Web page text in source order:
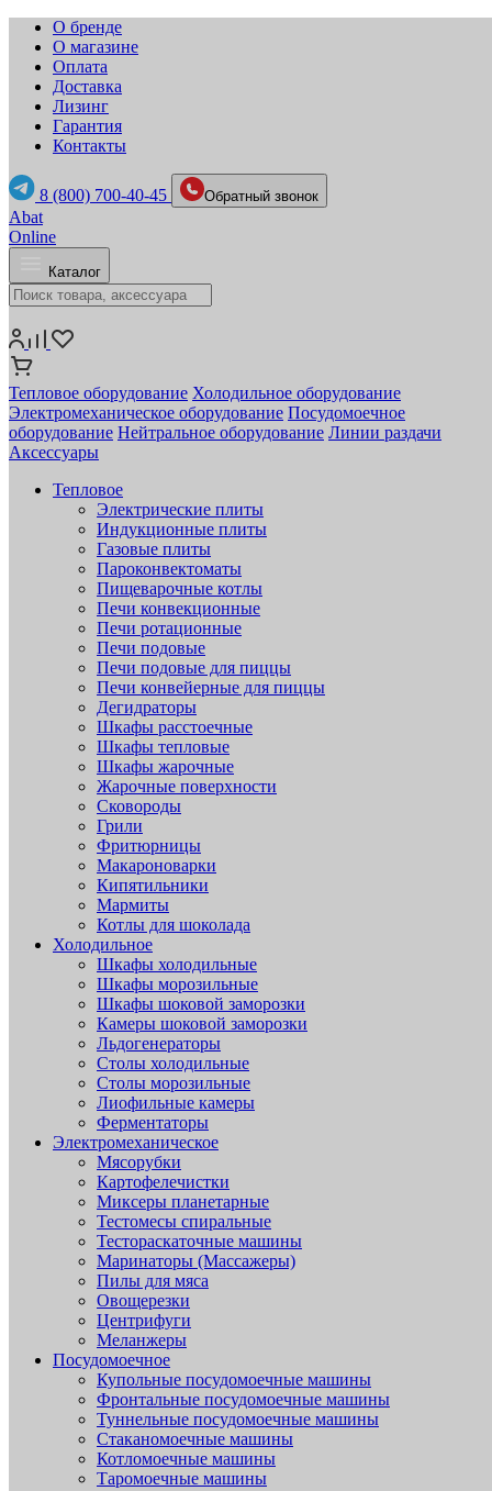
О бренде
О магазине
Оплата
Доставка
Лизинг
Гарантия
Контакты
8 (800) 700-40-45 Обратный звонок
Abat
Online
Каталог
Тепловое оборудование Холодильное оборудование
Электромеханическое оборудование Посудомоечное
оборудование Нейтральное оборудование Линии раздачи
Аксессуары
Тепловое
Электрические плиты
Индукционные плиты
Газовые плиты
Пароконвектоматы
Пищеварочные котлы
Печи конвекционные
Печи ротационные
Печи подовые
Печи подовые для пиццы
Печи конвейерные для пиццы
Дегидраторы
Шкафы расстоечные
Шкафы тепловые
Шкафы жарочные
Жарочные поверхности
Сковороды
Грили
Фритюрницы
Макароноварки
Кипятильники
Мармиты
Котлы для шоколада
Холодильное
Шкафы холодильные
Шкафы морозильные
Шкафы шоковой заморозки
Камеры шоковой заморозки
Льдогенераторы
Столы холодильные
Столы морозильные
Лиофильные камеры
Ферментаторы
Электромеханическое
Мясорубки
Картофелечистки
Миксеры планетарные
Тестомесы спиральные
Тестораскаточные машины
Маринаторы (Массажеры)
Пилы для мяса
Овощерезки
Центрифуги
Меланжеры
Посудомоечное
Купольные посудомоечные машины
Фронтальные посудомоечные машины
Туннельные посудомоечные машины
Стаканомоечные машины
Котломоечные машины
Таромоечные машины